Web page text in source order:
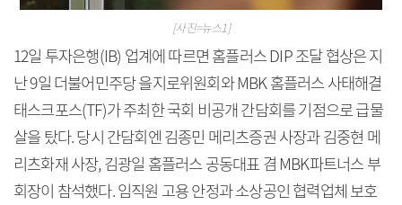
[사진=뉴스1]
12일 투자은행(IB) 업계에 따르면 홈플러스 DIP 조달 협상은 지
난 9일 더불어민주당 을지로위원회와 MBK 홈플러스 사태해결
태스크포스(TF)가 주최한 국회 비공개 간담회를 기점으로 급물
살을 탔다. 당시 간담회엔 김종민 메리츠증권 사장과 김중현 메
리츠화재 사장, 김광일 홈플러스 공동대표 겸 MBK파트너스 부
회장이 참석했다. 임직원 고용 안정과 소상공인 협력업체 보호